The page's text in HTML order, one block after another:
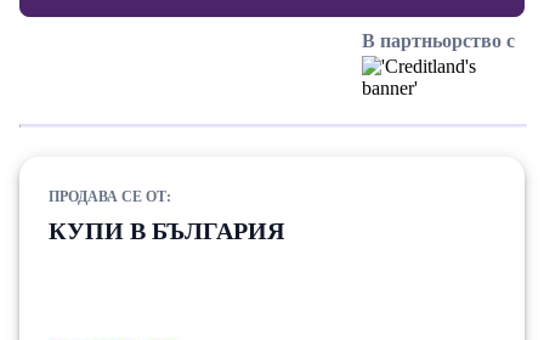
В партньорство с
ПРОДАВА СЕ ОТ:
КУПИ В БЪЛГАРИЯ